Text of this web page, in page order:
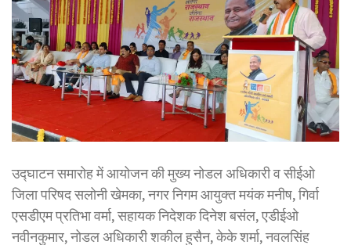
उद्घाटन समारोह में आयोजन की मुख्य नोडल अधिकारी व सीईओ
जिला परिषद सलोनी खेमका, नगर निगम आयुक्त मयंक मनीष, गिर्वा
एसडीएम प्रतिभा वर्मा, सहायक निदेशक दिनेश बसंल, एडीईओ
नवीनकुमार, नोडल अधिकारी शकील हुसैन, केके शर्मा, नवलसिंह